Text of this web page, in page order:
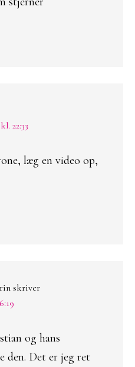
22:33
læg en video op,
skriver
og hans
den. Det er jeg ret